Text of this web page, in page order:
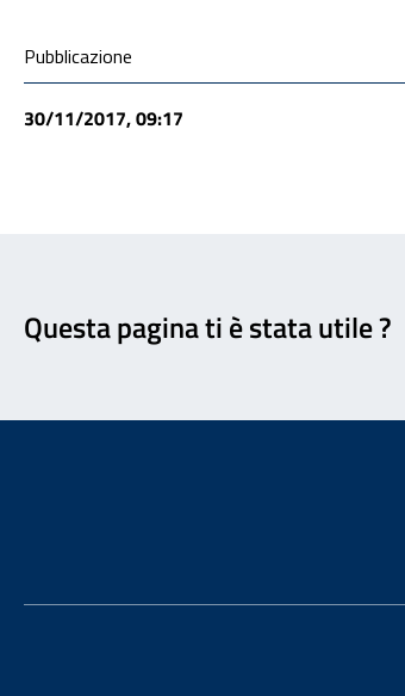
Condivisione social
Pubblicazione
30/11/2017, 09:17
Questa pagina ti è stata utile ?